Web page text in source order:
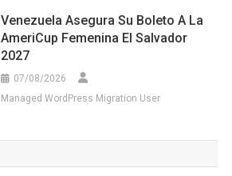
Venezuela Asegura Su Boleto A La
AmeriCup Femenina El Salvador
2027
07/08/2026
Managed WordPress Migration User